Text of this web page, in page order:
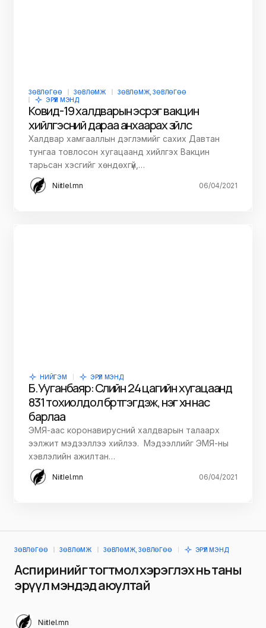
ЗӨВЛӨГӨӨ ЗӨВЛӨМЖ
ЗӨВЛӨМЖ, ЗӨВЛӨГӨӨ
ЭРҮҮЛ МЭНД
Ковид-19 халдварын эсрэг вакцин
хийлгэсний дараа анхаарах зүйлс
Халдвар хамгааллын дэглэмийг сахих Давтан
тунгаа товлосон хугацаанд хийлгэх Вакцин
тарьсан хэсгийг хөндөхгүй,…
Niitlel.mn 06/04/2021
НИЙГЭМ ЭРҮҮЛ МЭНД
Б.Ууганбаяр: Сүүлийн 24 цагийн хугацаанд
831 тохиолдол бүртгэгдэж, нэг хүн нас
барлаа
ЭМЯ-аас коронавирусний халдварын талаарх
ээлжит мэдээллээ хийлээ. Мэдээллийг ЭМЯ-ны
хэвлэлийн ажилтан…
Niitlel.mn 06/04/2021
ЗӨВЛӨГӨӨ ЗӨВЛӨМЖ ЗӨВЛӨМЖ, ЗӨВЛӨГӨӨ ЭРҮҮЛ МЭНД
Аспиринийг тогтмол хэрэглэх нь таны
эрүүл мэндэд аюултай
Niitlel.mn